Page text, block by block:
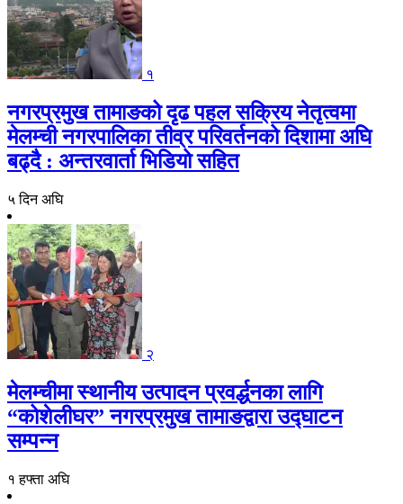
१
नगरप्रमुख तामाङको दृढ पहल सक्रिय नेतृत्वमा
मेलम्ची नगरपालिका तीव्र परिवर्तनको दिशामा अघि
बढ्दै : अन्तरवार्ता भिडियो सहित
५ दिन अघि
२
मेलम्चीमा स्थानीय उत्पादन प्रवर्द्धनका लागि
“कोशेलीघर” नगरप्रमुख तामाङद्वारा उद्घाटन
सम्पन्न
१ हफ्ता अघि